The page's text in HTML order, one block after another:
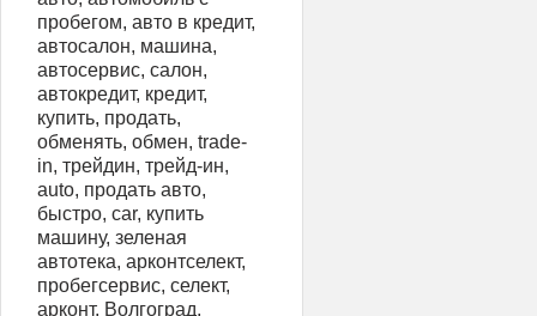
пробегом, авто в кредит,
автосалон, машина,
автосервис, салон,
автокредит, кредит,
купить, продать,
обменять, обмен, trаdе-
in, трейдин, трейд-ин,
аutо, продать авто,
быстро, саr, купить
машину, зеленая
автотека, арконтселект,
пробегсервис, селект,
арконт, Волгоград,